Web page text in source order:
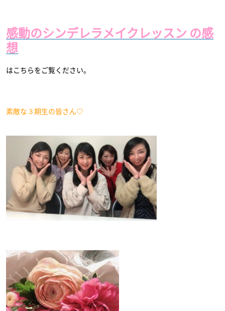
感動のシンデレラメイクレッスン の感
想
はこちらをご覧ください。
素敵な３期生の皆さん♡